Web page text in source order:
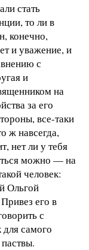
стать
то ли в
конечно,
и уважение, и
с
и
на
за его
все-таки
ж навсегда,
нет ли у тебя
можно — на
человек:
Ольгой
его в
с
самого